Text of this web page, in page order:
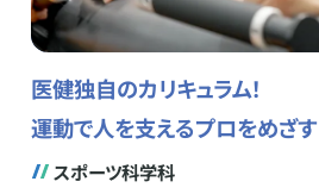
医健独自のカリキュラム！
運動で人を支えるプロをめざす
スポーツ科学科